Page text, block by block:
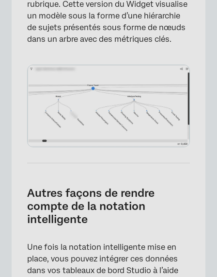
×
rubrique. Cette version du Widget visualise
un modèle sous la forme d’une hiérarchie
de sujets présentés sous forme de nœuds
dans un arbre avec des métriques clés.
Autres façons de rendre
compte de la notation
intelligente
Une fois la notation intelligente mise en
place, vous pouvez intégrer ces données
dans vos tableaux de bord Studio à l’aide